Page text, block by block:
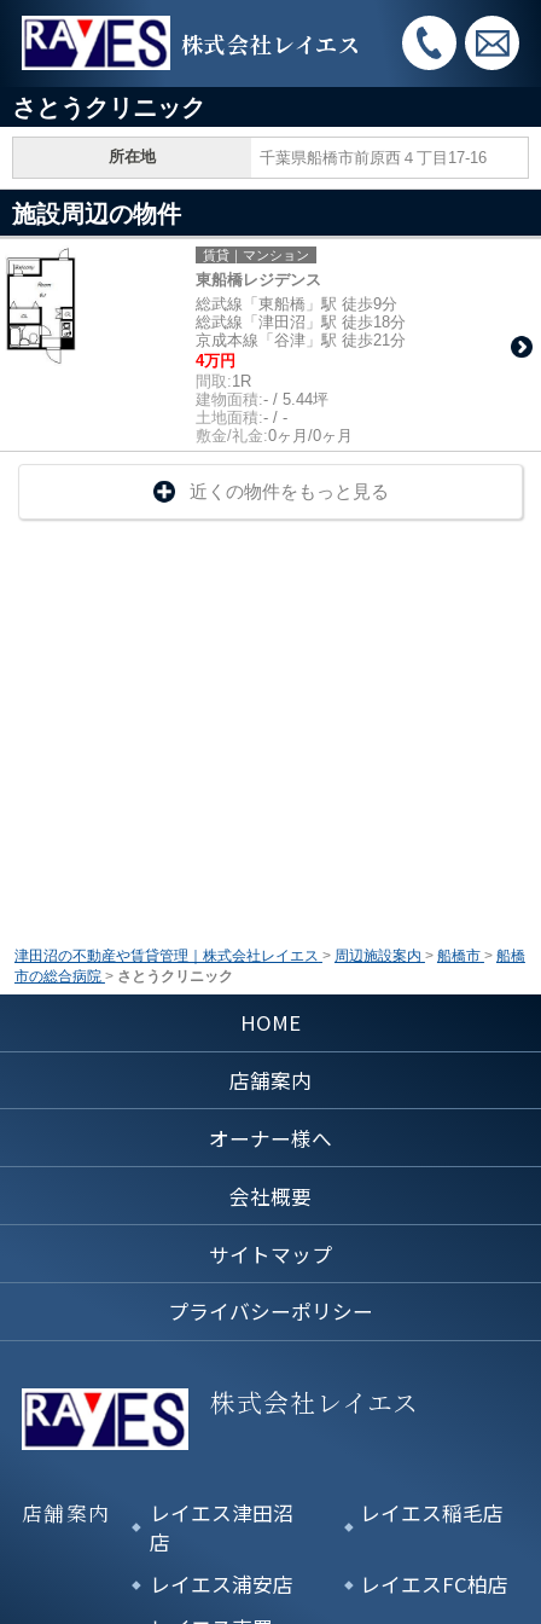
株式会社レイエス
さとうクリニック
所在地 千葉県船橋市前原西４丁目17-16
施設周辺の物件
賃貸｜マンション
東船橋レジデンス
総武線「東船橋」駅 徒歩9分
総武線「津田沼」駅 徒歩18分
京成本線「谷津」駅 徒歩21分
4万円
間取:1R
建物面積:- / 5.44坪
土地面積:- / -
敷金/礼金:0ヶ月/0ヶ月
近くの物件をもっと見る
津田沼の不動産や賃貸管理｜株式会社レイエス > 周辺施設案内 > 船橋市 > 船橋
市の総合病院 > さとうクリニック
HOME
店舗案内
オーナー様へ
会社概要
サイトマップ
プライバシーポリシー
株式会社レイエス
店舗案内
レイエス津田沼
店
レイエス稲毛店
レイエス浦安店
レイエスFC柏店